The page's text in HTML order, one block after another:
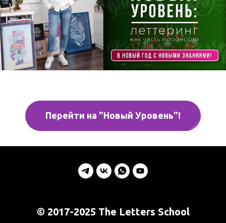
Перейти на "Новый Уровень"!
© 2017-2025 The Letters School